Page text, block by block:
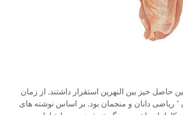
میلاد در سرزمین حاصل خیز بین النهرین استقرار داشتند. از زمان
سومریان معابد مرکز عمده کاهنان ٬ شاعران ٬ ریاضی دانان و منجمان بود. بر اساس نوشته های